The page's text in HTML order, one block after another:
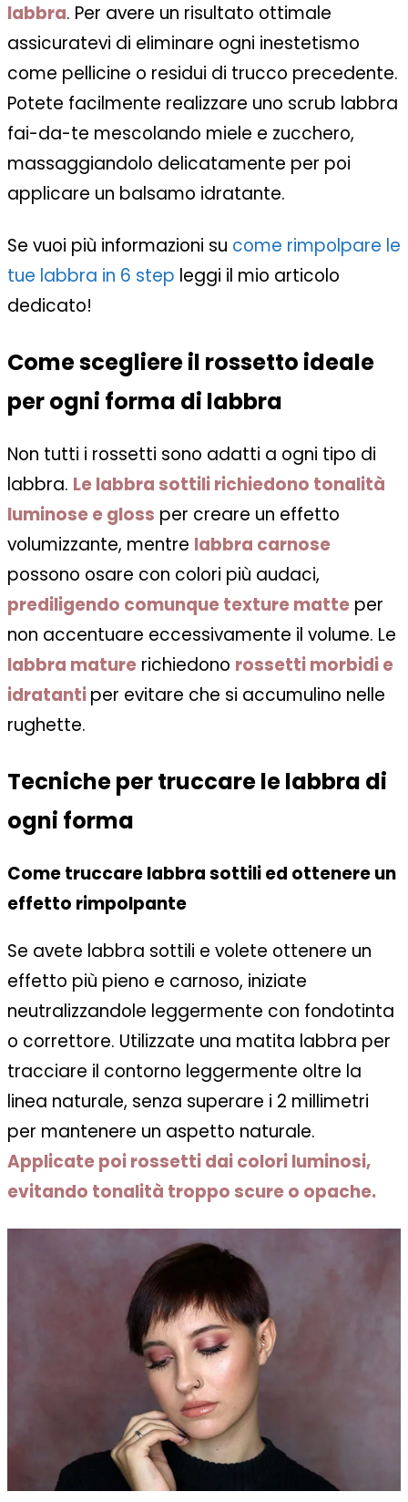
labbra. Per avere un risultato ottimale
assicuratevi di eliminare ogni inestetismo
come pellicine o residui di trucco precedente.
Potete facilmente realizzare uno scrub labbra
fai-da-te mescolando miele e zucchero,
massaggiandolo delicatamente per poi
applicare un balsamo idratante.
Se vuoi più informazioni su come rimpolpare le
tue labbra in 6 step leggi il mio articolo
dedicato!
Come scegliere il rossetto ideale
per ogni forma di labbra
Non tutti i rossetti sono adatti a ogni tipo di
labbra. Le labbra sottili richiedono tonalità
luminose e gloss per creare un effetto
volumizzante, mentre labbra carnose
possono osare con colori più audaci,
prediligendo comunque texture matte per
non accentuare eccessivamente il volume. Le
labbra mature richiedono rossetti morbidi e
idratantiper evitare che si accumulino nelle
rughette.
Tecniche per truccare le labbra di
ogni forma
Come truccare labbra sottili ed ottenere un
effetto rimpolpante
Se avete labbra sottili e volete ottenere un
effetto più pieno e carnoso, iniziate
neutralizzandole leggermente con fondotinta
o correttore. Utilizzate una matita labbra per
tracciare il contorno leggermente oltre la
linea naturale, senza superare i 2 millimetri
per mantenere un aspetto naturale.
Applicate poi rossetti dai colori luminosi,
evitando tonalità troppo scure o opache.